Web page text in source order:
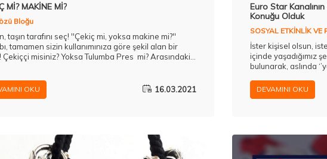
Mİ? MAKİNE Mİ?
Bloğu
taşın tarafını seç! ''Çekiç mi, yoksa makine mi?''
tamamen sizin kullanımınıza göre şekil alan bir
Çekiççi misiniz? Yoksa Tulumba Pres mi? Arasındaki
OKU 16.03.2021
Euro Star
Konuğu Olduk
SOSYAL ETKİNLİK VE
İster kişisel olsun,
içinde yaşadığımız
bulunarak, aslında
DEVAMINI OKU